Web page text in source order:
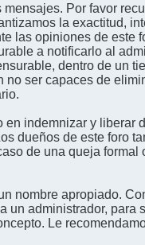
Por favor
la exactitud,
las opiniones de este
a notificarlo al
dentro de un
ser capaces de
indemnizar y liberar
dueños de este foro
de una queja formal
nombre apropiado.
un administrador, para
Le